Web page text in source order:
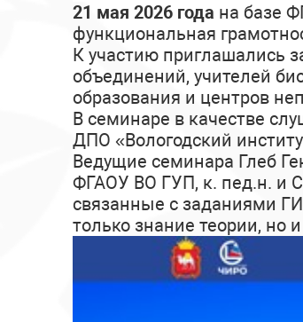
21 мая 2026 года на базе
функциональная
К участию приглашались
объединений, учителей
образования и центров
В семинаре в качестве
ДПО «Вологодский
Ведущие семинара Глеб
ФГАОУ ВО ГУП, к. пед.н. и
связанные с заданиями
только знание теории, но